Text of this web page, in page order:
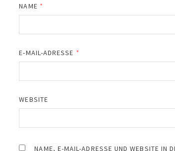
NAME *
E-MAIL-ADRESSE *
WEBSITE
NAME, E-MAIL-ADRESSE UND WEBSITE IN